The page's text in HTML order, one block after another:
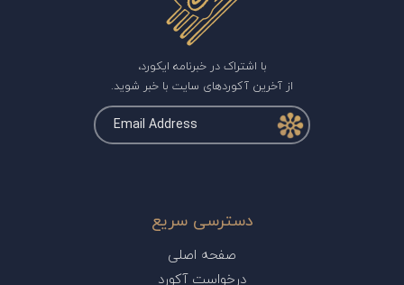
با اشتراک در خبرنامه ایکورد،
از آخرین آکوردهای سایت با خبر شوید.
دسترسی سریع
صفحه اصلی
درخواست آکورد